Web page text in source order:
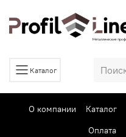
Каталог
О компании Каталог
Оплата